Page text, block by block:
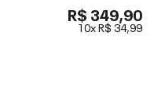
R$ 349,90
10xR$ 34,99